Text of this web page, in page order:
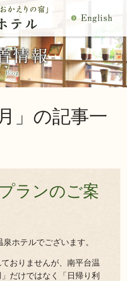
閉
じ
る
館内施設
観光案内
着情報
」の記事一
ランのご案
ホテルでございます。
おりませんが、南平台温
だけではなく「日帰り利
検索
容確認・変更